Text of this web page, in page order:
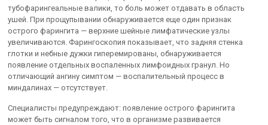
тубофарингеальные валики, то боль может отдавать в область
ушей. При прощупывании обнаруживается еще один признак
острого фарингита — верхние шейные лимфатические узлы
увеличиваются. Фарингоскопия показывает, что задняя стенка
глотки и небные дужки гиперемированы, обнаруживается
появление отдельных воспаленных лимфоидных гранул. Но
отличающий ангину симптом — воспалительный процесс в
миндалинах — отсутствует.
Специалисты предупреждают: появление острого фарингита
может быть сигналом того, что в организме развивается